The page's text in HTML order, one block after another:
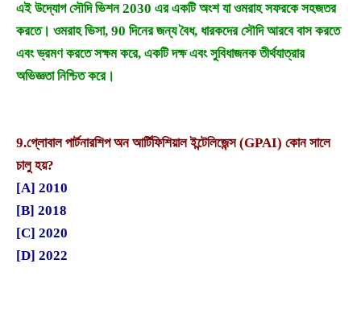
এই উদ্যোগ সৌদি ভিশন 2030 এর একটি অংশ যা ওমরাহ সফরকে সহজতর
করতে। ওমরাহ ভিসা, 90 দিনের জন্য বৈধ, ধারকদের সৌদি আরবে বাস করতে
এবং ভ্রমণ করতে সক্ষম করে, একটি দক্ষ এবং সুবিধাজনক তীর্থযাত্রার
অভিজ্ঞতা নিশ্চিত করে।
9.গ্লোবাল পার্টনারশিপ অন আর্টিফিশিয়াল ইন্টেলিজেন্স (GPAI) কোন সালে
চালু হয়?
[A] 2010
[B] 2018
[C] 2020
[D] 2022